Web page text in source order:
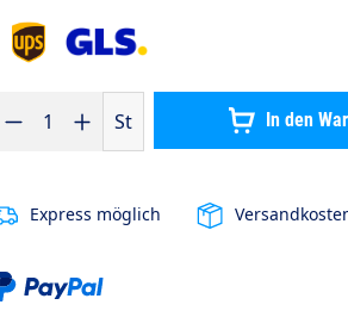
Produkt Anzahl: Gib den gewünschten Wert
St In den
Express möglich